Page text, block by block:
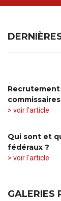
commissaires
> voir l'article
Qui sont et
fédéraux ?
> voir l'article
GALERIES